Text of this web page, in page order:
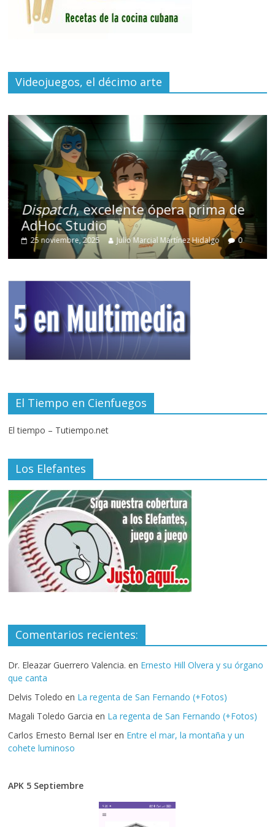
Videojuegos, el décimo arte
Dispatch, excelente ópera prima de
AdHoc Studio
25 noviembre, 2025 Julio Marcial Martínez Hidalgo 0
El Tiempo en Cienfuegos
El tiempo – Tutiempo.net
Los Elefantes
Comentarios recientes:
Dr. Eleazar Guerrero Valencia. en Ernesto Hill Olvera y su órgano
que canta
Delvis Toledo en La regenta de San Fernando (+Fotos)
Magali Toledo Garcia en La regenta de San Fernando (+Fotos)
Carlos Ernesto Bernal Iser en Entre el mar, la montaña y un
cohete luminoso
APK 5 Septiembre